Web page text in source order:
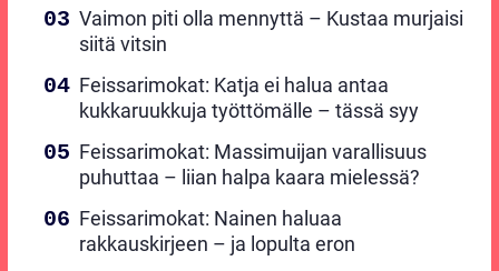
Vaimon piti olla mennyttä – Kustaa murjaisi
siitä vitsin
Feissarimokat: Katja ei halua antaa
kukkaruukkuja työttömälle – tässä syy
Feissarimokat: Massimuijan varallisuus
puhuttaa – liian halpa kaara mielessä?
Feissarimokat: Nainen haluaa
rakkauskirjeen – ja lopulta eron